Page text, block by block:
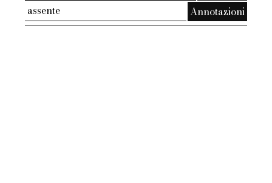
assente
Annotazioni